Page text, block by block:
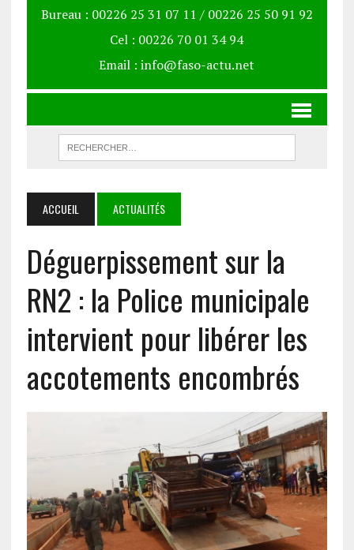
Bureau : 00226 25 31 07 11 / 00226 25 50 91 92
Cel : 00226 70 01 34 94
Email : info@faso-actu.net
ACCUEIL ACTUALITÉS
Déguerpissement sur la
RN2 : la Police municipale
intervient pour libérer les
accotements encombrés